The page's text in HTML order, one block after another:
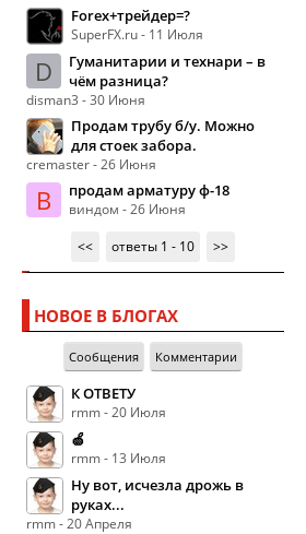
Forex+трейдер=?
SuperFX.ru - 11 Июля
D
Гуманитарии и технари – в
чём разница?
disman3 - 30 Июня
Продам трубу б/у. Можно
для стоек забора.
cremaster - 26 Июня
В продам арматуру ф-18
виндом - 26 Июня
<<
ответы 1 - 10 >>
НОВОЕ В БЛОГАХ
Сообщения Комментарии
К ОТВЕТУ
rmm - 20 Июля
🍏
rmm - 13 Июля
Ну вот, исчезла дрожь в
руках...
rmm - 20 Апреля